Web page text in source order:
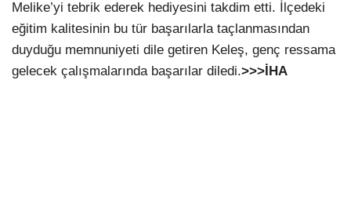
Melike’yi tebrik ederek hediyesini takdim etti. İlçedeki
eğitim kalitesinin bu tür başarılarla taçlanmasından
duyduğu memnuniyeti dile getiren Keleş, genç ressama
gelecek çalışmalarında başarılar diledi.>>>İHA